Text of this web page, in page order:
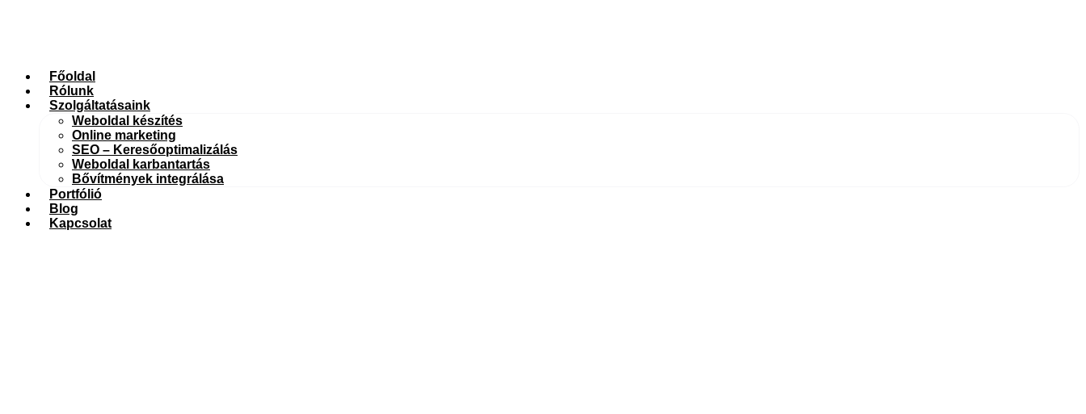
Főoldal
Rólunk
Szolgáltatásaink
Weboldal készítés
Online marketing
SEO – Keresőoptimalizálás
Weboldal karbantartás
Bővítmények integrálása
Portfólió
Blog
Kapcsolat